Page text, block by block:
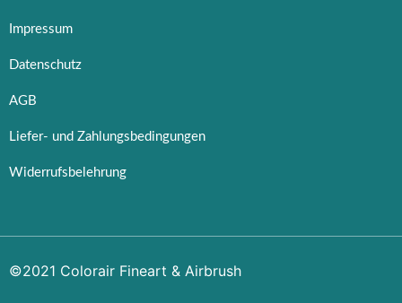
Impressum
Datenschutz
AGB
Liefer- und Zahlungsbedingungen
Widerrufsbelehrung
©2021 Colorair Fineart & Airbrush